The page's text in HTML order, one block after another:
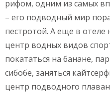
рифом, одним из самых
– его подводный мир
пестротой. А еще в
центр водных видов
покататься на банане,
сибобе, заняться
центр подводного